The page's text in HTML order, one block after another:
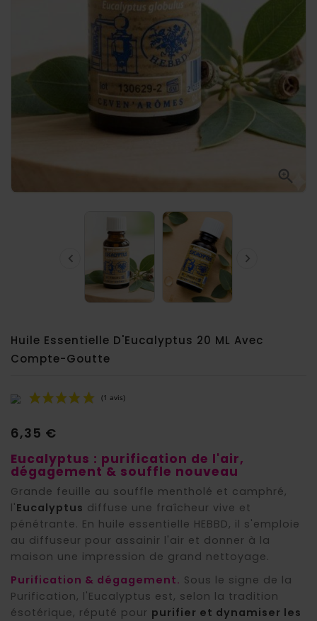

 
Huile Essentielle D'Eucalyptus 20 ML Avec
Compte-Goutte
(1 avis)
6,35 €
Eucalyptus : purification de l'air,
dégagement & souffle nouveau
Grande feuille au souffle mentholé et camphré,
l'Eucalyptus diffuse une fraîcheur vive et
pénétrante. En huile essentielle HEBBD, il s'emploie
au diffuseur pour assainir l'air et donner à la
maison une impression de grand nettoyage.
Purification & dégagement. Sous le signe de la
Purification, l'Eucalyptus est, selon la tradition
ésotérique, réputé pour purifier et dynamiser les